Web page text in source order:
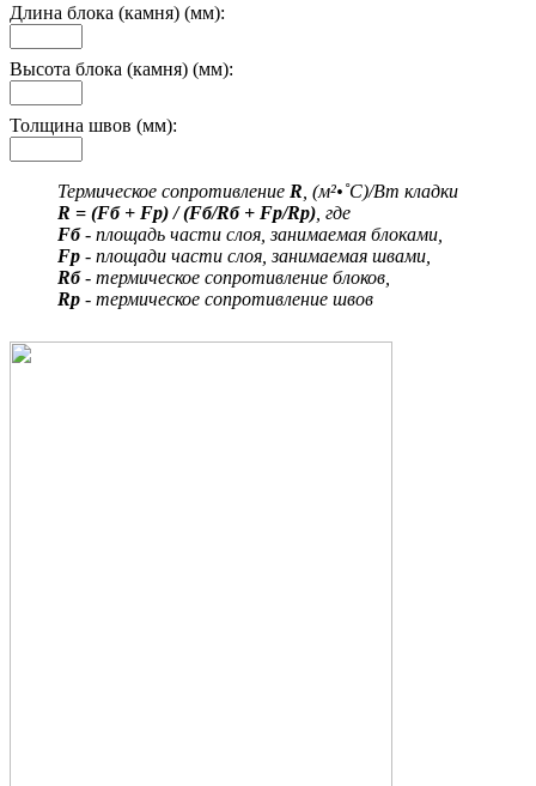
Длина блока (камня) (мм):
Высота блока (камня) (мм):
Толщина швов (мм):
Термическое сопротивление R , (м²•˚С)/Вт кладки
R = (Fб + Fр) / (Fб/Rб + Fр/Rр) , где
Fб- площадь части слоя, занимаемая блоками,
Fр - площади части слоя, занимаемая швами,
Rб- термическое сопротивление блоков,
Rр - термическое сопротивление швов